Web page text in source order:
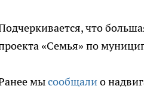
что
«Семья» по
мысообщалио